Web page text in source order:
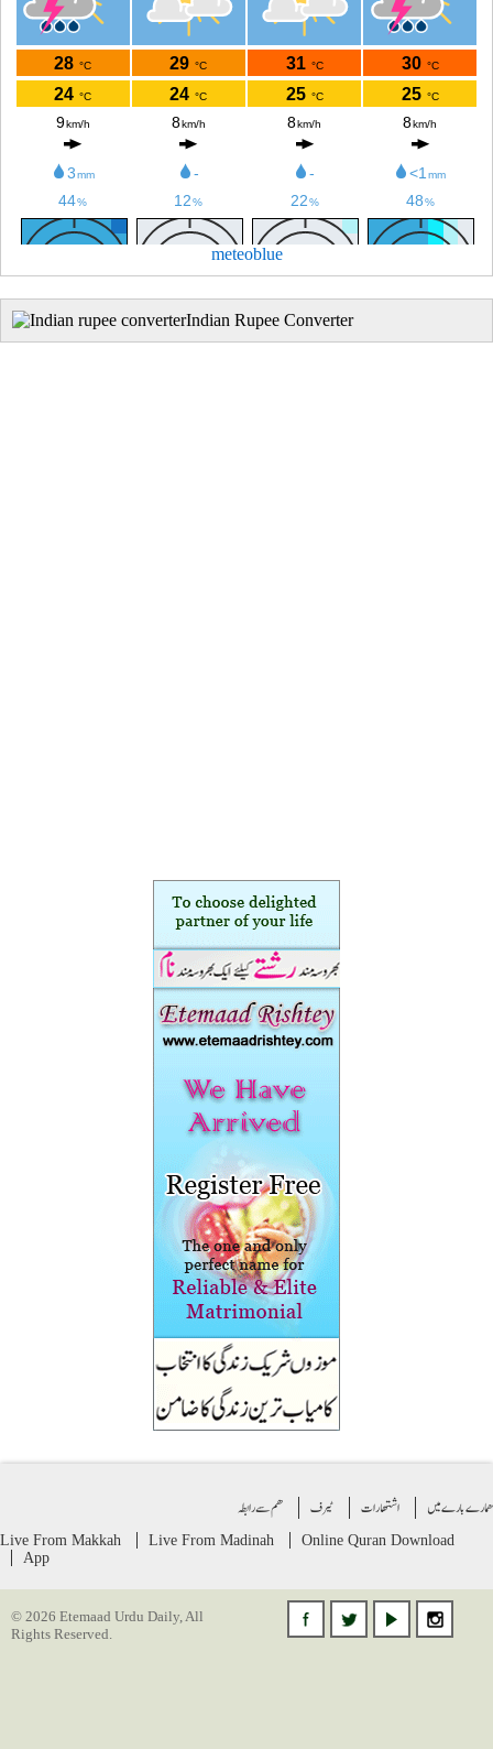
meteoblue
Indian Rupee Converter
بارے میں اشتهارات ٹیرف ھم سے رابطہ
Live From Makkah Live From Madinah Online Quran Download
App
© 2026 Etemaad Urdu Daily, All
Rights Reserved.